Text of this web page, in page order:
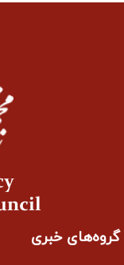
گروه‌های خبری